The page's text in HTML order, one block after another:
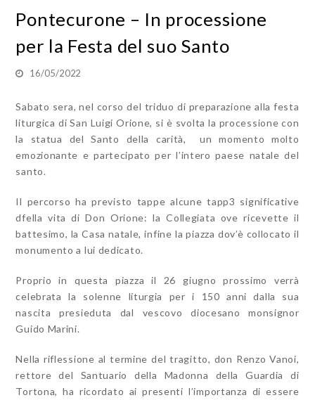
Pontecurone – In processione
per la Festa del suo Santo
16/05/2022
Sabato sera, nel corso del triduo di preparazione alla festa
liturgica di San Luigi Orione, si è svolta la processione con
la statua del Santo della carità, un momento molto
emozionante e partecipato per l’intero paese natale del
santo.
Il percorso ha previsto tappe alcune tapp3 significative
dfella vita di Don Orione: la Collegiata ove ricevette il
battesimo, la Casa natale, infine la piazza dov’è collocato il
monumento a lui dedicato.
Proprio in questa piazza il 26 giugno prossimo verrà
celebrata la solenne liturgia per i 150 anni dalla sua
nascita presieduta dal vescovo diocesano monsignor
Guido Marini.
Nella riflessione al termine del tragitto, don Renzo Vanoi,
rettore del Santuario della Madonna della Guardia di
Tortona, ha ricordato ai presenti l’importanza di essere